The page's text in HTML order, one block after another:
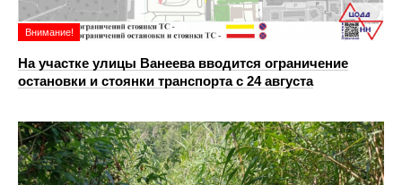
Внимание!
На участке улицы Ванеева вводится ограничение
остановки и стоянки транспорта с 24 августа